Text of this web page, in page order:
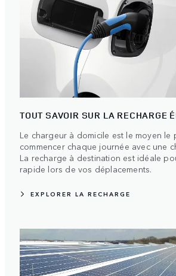
TOUT SAVOIR SUR LA RECHARGE
Le chargeur à domicile est le moyen le
commencer chaque journée avec une
La recharge à destination est idéale
rapide lors de vos déplacements.
EXPLORER LA RECHARGE